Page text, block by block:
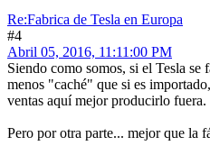
Re:Fabrica de Tesla en Europa
#4
Abril 05, 2016, 11:11:00 PM
Siendo como somos, si el Tesla se
menos "caché" que si es
ventas aquí mejor producirlo fuera.
Pero por otra parte... mejor que la